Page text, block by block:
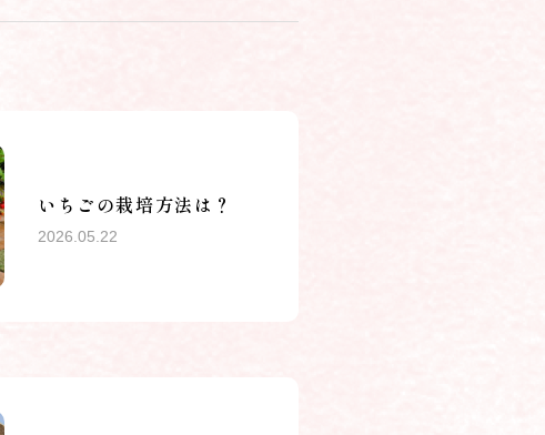
いちごの栽培方法は？
2026.05.22